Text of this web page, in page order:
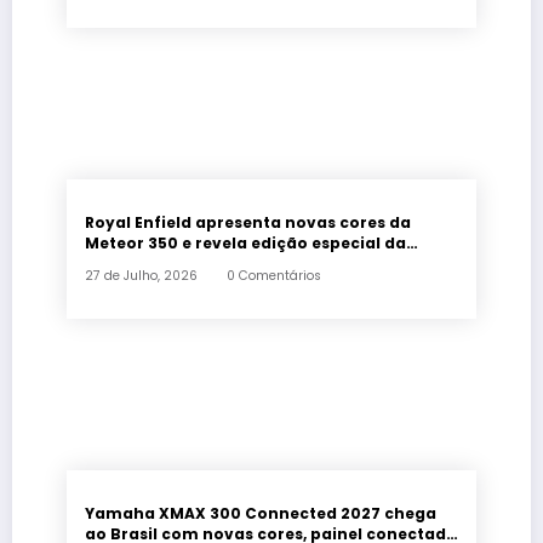
Royal Enfield apresenta novas cores da
Meteor 350 e revela edição especial da
27 de Julho, 2026 0 Comentários
Yamaha XMAX 300 Connected 2027 chega
ao Brasil com novas cores, painel conectado